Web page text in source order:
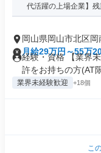
代活躍の上場企業】残
岡山県岡山市北区岡
月給29万円～55万
経験・資格 【業界
許をお持ちの方(AT
業界未経験歓迎 +18個
こ